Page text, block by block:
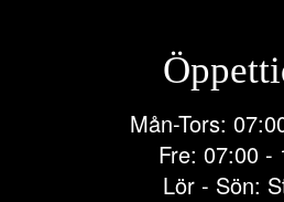
Mån-Tors:
Fre: 07:00 -
Lör - Sön: